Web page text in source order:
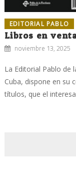
EDITORIAL PABLO
Libros en
noviembre 13, 2025
La Editorial Pablo de
Cuba, dispone en su
títulos, que el